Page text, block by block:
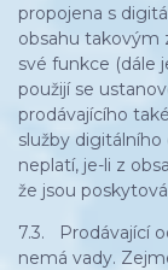
propojena s
obsahu takovým
své funkce (dále
použijí se
prodávajícího
služby digitálního
neplatí, je-li z
že jsou
7.3. Prodávající
nemá vady.